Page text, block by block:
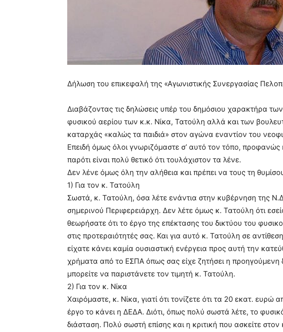
Δήλωση του επικεφαλή της «Αγωνιστικής Συνεργασίας
Διαβάζοντας τις δηλώσεις υπέρ του δημόσιου χαρακτήρα
φυσικού αερίου των κ.κ. Νίκα, Τατούλη αλλά και των
καταρχάς «καλώς τα παιδιά» στον αγώνα εναντίον του
Επειδή όμως όλοι γνωριζόμαστε σ’ αυτό τον τόπο,
παρότι είναι πολύ θετικό ότι τουλάχιστον τα λένε.
Δεν λένε όμως όλη την αλήθεια και πρέπει να τους τη
1) Για τον κ. Τατούλη
Σωστά, κ. Τατούλη, όσα λέτε ενάντια στην κυβέρνηση της
σημερινού Περιφερειάρχη. Δεν λέτε όμως κ. Τατούλη ότι
θεωρήσατε ότι το έργο της επέκτασης του δικτύου του
στις προτεραιότητές σας. Και για αυτό κ. Τατούλη σε
είχατε κάνει καμία ουσιαστική ενέργεια προς αυτή την
χρήματα από το ΕΣΠΑ όπως σας είχε ζητήσει η προηγούμενη
μπορείτε να παριστάνετε τον τιμητή κ. Τατούλη.
2) Για τον κ. Νίκα
Χαιρόμαστε, κ. Νίκα, γιατί ότι τονίζετε ότι τα 20 εκατ.
έργο το κάνει η ΔΕΔΑ. Διότι, όπως πολύ σωστά λέτε, το
διάσταση. Πολύ σωστή επίσης και η κριτική που ασκείτε